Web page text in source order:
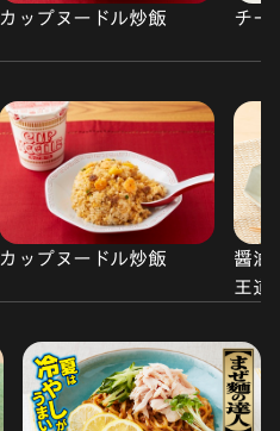
カップヌードル炒飯 チー
カップヌードル炒飯
醤油
王道